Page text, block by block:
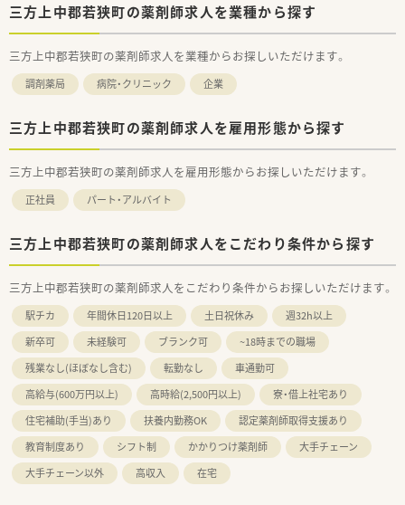
三方上中郡若狭町の薬剤師求人を業種から探す
三方上中郡若狭町の薬剤師求人を業種からお探しいただけます。
調剤薬局 病院・クリニック 企業
三方上中郡若狭町の薬剤師求人を雇用形態から探す
三方上中郡若狭町の薬剤師求人を雇用形態からお探しいただけます。
正社員 パート・アルバイト
三方上中郡若狭町の薬剤師求人をこだわり条件から探す
三方上中郡若狭町の薬剤師求人をこだわり条件からお探しいただけます。
駅チカ 年間休日120日以上 土日祝休み
週32h以上
新卒可
未経験可 ブランク可
~18時までの職場
残業なし(ほぼなし含む)
転勤なし
車通勤可
高給与(600万円以上)
高時給(2,500円以上)
寮・借上社宅あり
住宅補助(手当)あり
扶養内勤務OK
認定薬剤師取得支援あり
教育制度あり
シフト制 かかりつけ薬剤師
大手チェーン
大手チェーン以外
高収入 在宅